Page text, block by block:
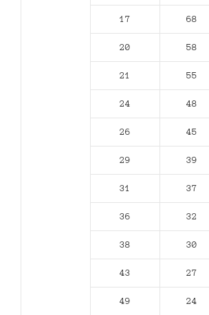
17 68
20 58
21 55
24 48
26 45
29 39
31 37
36 32
38 30
43 27
49 24